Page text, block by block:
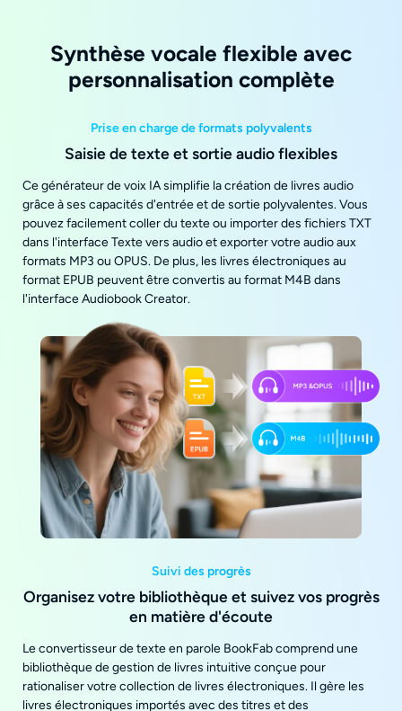
Synthèse vocale flexible avec
personnalisation complète
Prise en charge de formats polyvalents
Saisie de texte et sortie audio flexibles
Ce générateur de voix IA simplifie la création de livres audio
grâce à ses capacités d'entrée et de sortie polyvalentes. Vous
pouvez facilement coller du texte ou importer des fichiers TXT
dans l'interface Texte vers audio et exporter votre audio aux
formats MP3 ou OPUS. De plus, les livres électroniques au
format EPUB peuvent être convertis au format M4B dans
l'interface Audiobook Creator.
Suivi des progrès
Organisez votre bibliothèque et suivez vos progrès
en matière d'écoute
Le convertisseur de texte en parole BookFab comprend une
bibliothèque de gestion de livres intuitive conçue pour
rationaliser votre collection de livres électroniques. Il gère les
livres électroniques importés avec des titres et des